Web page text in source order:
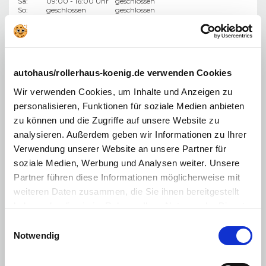
autohaus/rollerhaus-koenig.de verwenden Cookies
Wir verwenden Cookies, um Inhalte und Anzeigen zu
personalisieren, Funktionen für soziale Medien anbieten
zu können und die Zugriffe auf unsere Website zu
analysieren. Außerdem geben wir Informationen zu Ihrer
Verwendung unserer Website an unsere Partner für
soziale Medien, Werbung und Analysen weiter. Unsere
Partner führen diese Informationen möglicherweise mit
weiteren Daten zusammen, die Sie ihnen bereitgestellt
haben oder die sie im Rahmen Ihrer Nutzung der Dienste
Cookies, wenn Sie unsere Webseite weiterhin nutzen.
Notwendig
So:
geschlossen
geschlossen
Am Alten Gaswerk 9
07743 Jena
Mo-Fr:
So:
Verkauf:
08:00 - 19:00 Uhr
geschlossen
Service:
07:00 - 19:00 Uhr
08:00 - 14:00 Uhr
geschlossen
03641 45 89-0
→ Standort ansehen
Autohaus König in Berlin und Deutschland, in Ihrer Nähe